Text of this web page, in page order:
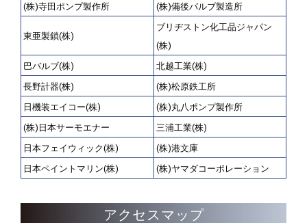
(株)寺田ポンプ製作所
(株)備後バルブ製造所
東亜製鎖(株)
ブリヂストン化工品ジャパン
(株)
巴バルブ(株)
北越工業(株)
長野計器(株)
(株)松原鉄工所
日機装エイコー(株)
(株)丸八ポンプ製作所
(株)日本サーモエナー
三浦工業(株)
日本フェイウィック(株)
(株)港文庫
日本ペイントマリン(株)
(株)ヤマダコーポレーション
アクセスマップ